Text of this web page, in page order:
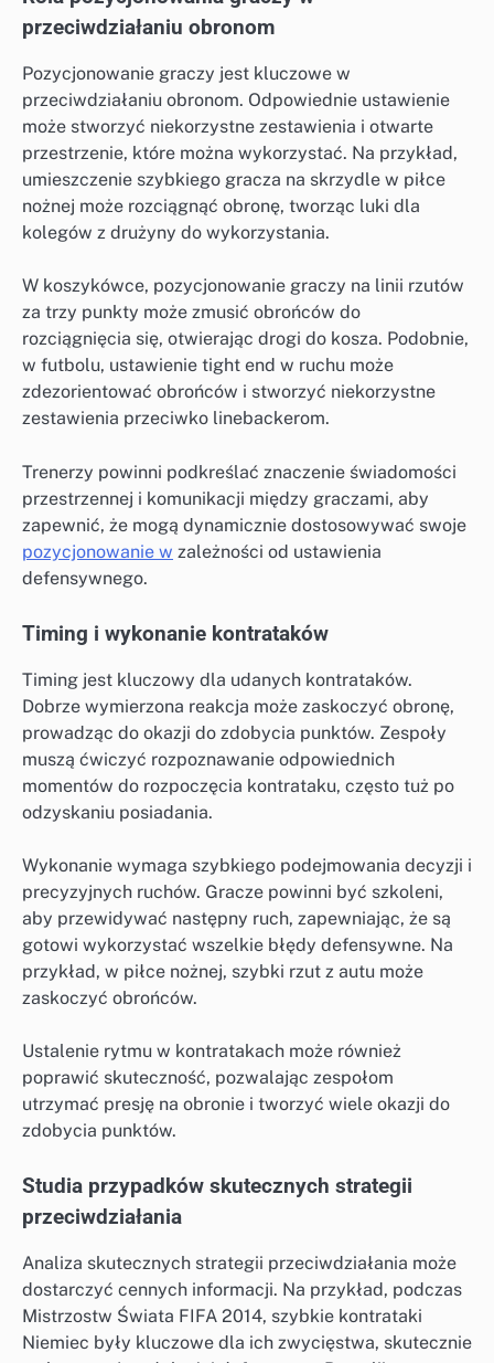
przeciwdziałaniu obronom
Pozycjonowanie graczy jest kluczowe w
przeciwdziałaniu obronom. Odpowiednie ustawienie
może stworzyć niekorzystne zestawienia i otwarte
przestrzenie, które można wykorzystać. Na przykład,
umieszczenie szybkiego gracza na skrzydle w piłce
nożnej może rozciągnąć obronę, tworząc luki dla
kolegów z drużyny do wykorzystania.
W koszykówce, pozycjonowanie graczy na linii rzutów
za trzy punkty może zmusić obrońców do
rozciągnięcia się, otwierając drogi do kosza. Podobnie,
w futbolu, ustawienie tight end w ruchu może
zdezorientować obrońców i stworzyć niekorzystne
zestawienia przeciwko linebackerom.
Trenerzy powinni podkreślać znaczenie świadomości
przestrzennej i komunikacji między graczami, aby
zapewnić, że mogą dynamicznie dostosowywać swoje
pozycjonowanie w zależności od ustawienia
defensywnego.
Timing i wykonanie kontrataków
Timing jest kluczowy dla udanych kontrataków.
Dobrze wymierzona reakcja może zaskoczyć obronę,
prowadząc do okazji do zdobycia punktów. Zespoły
muszą ćwiczyć rozpoznawanie odpowiednich
momentów do rozpoczęcia kontrataku, często tuż po
odzyskaniu posiadania.
Wykonanie wymaga szybkiego podejmowania decyzji i
precyzyjnych ruchów. Gracze powinni być szkoleni,
aby przewidywać następny ruch, zapewniając, że są
gotowi wykorzystać wszelkie błędy defensywne. Na
przykład, w piłce nożnej, szybki rzut z autu może
zaskoczyć obrońców.
Ustalenie rytmu w kontratakach może również
poprawić skuteczność, pozwalając zespołom
utrzymać presję na obronie i tworzyć wiele okazji do
zdobycia punktów.
Studia przypadków skutecznych strategii
przeciwdziałania
Analiza skutecznych strategii przeciwdziałania może
dostarczyć cennych informacji. Na przykład, podczas
Mistrzostw Świata FIFA 2014, szybkie kontrataki
Niemiec były kluczowe dla ich zwycięstwa, skutecznie